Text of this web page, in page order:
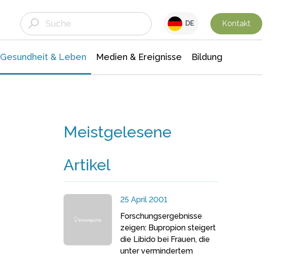
DE Kontakt
Gesundheit & Leben Medien & Ereignisse Bildung
Meistgelesene
Artikel
25 April 2001
Forschungsergebnisse
zeigen: Bupropion steigert
die Libido bei Frauen, die
unter vermindertem